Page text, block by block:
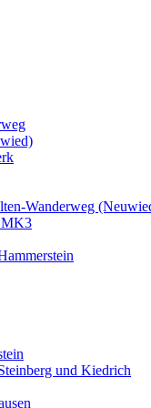
Wanderweg
MK3
und Kiedrich